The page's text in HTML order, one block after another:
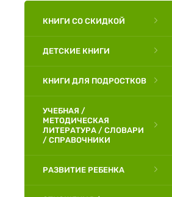
КНИГИ СО СКИДКОЙ
ДЕТСКИЕ КНИГИ
КНИГИ ДЛЯ ПОДРОСТКОВ
УЧЕБНАЯ /
МЕТОДИЧЕСКАЯ
ЛИТЕРАТУРА / СЛОВАРИ
/ СПРАВОЧНИКИ
РАЗВИТИЕ РЕБЕНКА